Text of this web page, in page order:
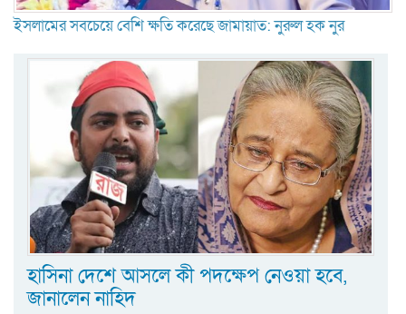
ইসলামের সবচেয়ে বেশি ক্ষতি করেছে জামায়াত: নুরুল হক নুর
হাসিনা দেশে আসলে কী পদক্ষেপ নেওয়া হবে,
জানালেন নাহিদ